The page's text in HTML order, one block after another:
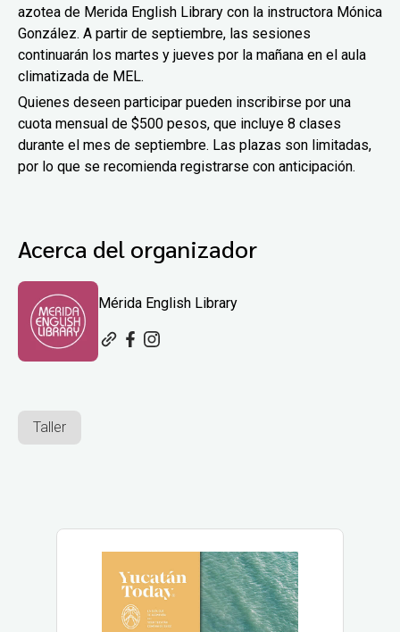
azotea de Merida English Library con la instructora Mónica
González. A partir de septiembre, las sesiones
continuarán los martes y jueves por la mañana en el aula
climatizada de MEL.
Quienes deseen participar pueden inscribirse por una
cuota mensual de $500 pesos, que incluye 8 clases
durante el mes de septiembre. Las plazas son limitadas,
por lo que se recomienda registrarse con anticipación.
Acerca del organizador
Mérida English Library
Taller